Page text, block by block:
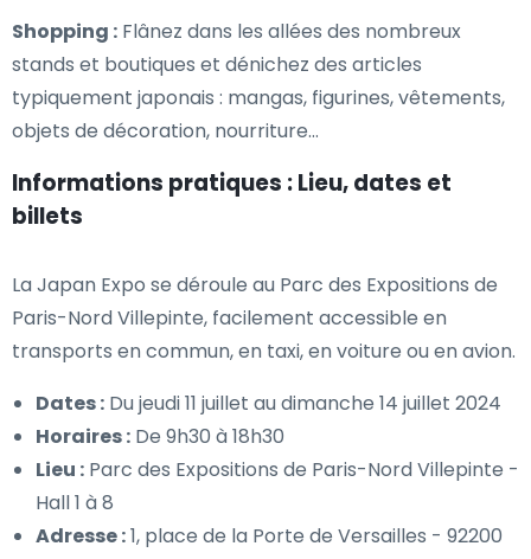
Shopping : Flânez dans les allées des nombreux
stands et boutiques et dénichez des articles
typiquement japonais : mangas, figurines, vêtements,
objets de décoration, nourriture…
Informations pratiques : Lieu, dates et
billets
La Japan Expo se déroule au Parc des Expositions de
Paris-Nord Villepinte, facilement accessible en
transports en commun, en taxi, en voiture ou en avion.
Dates : Du jeudi 11 juillet au dimanche 14 juillet 2024
Horaires : De 9h30 à 18h30
Lieu : Parc des Expositions de Paris-Nord Villepinte -
Hall 1 à 8
Adresse :1, place de la Porte de Versailles - 92200